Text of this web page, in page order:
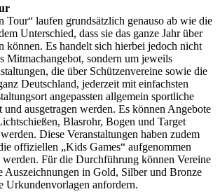
Tour“ laufen grundsätzlich genauso ab wie die
Unterschied, dass sie das ganze Jahr über
können. Es handelt sich hierbei jedoch nicht
Mitmachangebot, sondern um jeweils
die über Schützenvereine sowie die
Deutschland, jederzeit mit einfachsten
angepassten allgemein sportliche
und ausgetragen werden. Es können Angebote
Blasrohr, Bogen und Target
Diese Veranstaltungen haben zudem
offiziellen „Kids Games“ aufgenommen
werden. Für die Durchführung können Vereine
Auszeichnungen in Gold, Silber und Bronze
Urkundenvorlagen anfordern.